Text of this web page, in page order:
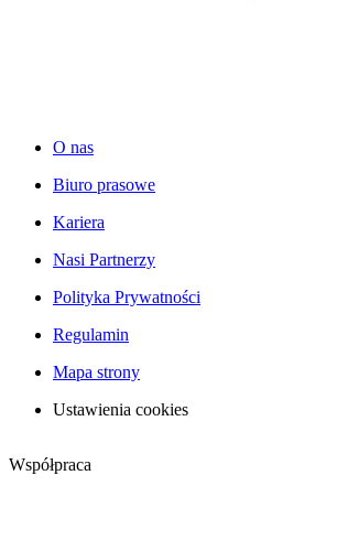
O nas
Biuro prasowe
Kariera
Nasi Partnerzy
Polityka Prywatności
Regulamin
Mapa strony
Ustawienia cookies
Współpraca